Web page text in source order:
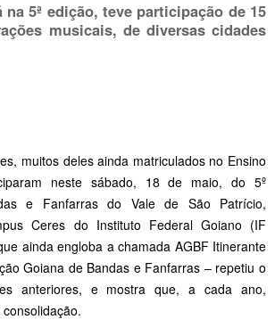
5ª edição, teve participação de 15
musicais, de diversas cidades
muitos deles ainda matriculados no Ensino
neste sábado, 18 de maio, do 5º
e Fanfarras do Vale de São Patrício,
Ceres do Instituto Federal Goiano (IF
ainda engloba a chamada AGBF Itinerante
Goiana de Bandas e Fanfarras – repetiu o
anteriores, e mostra que, a cada ano,